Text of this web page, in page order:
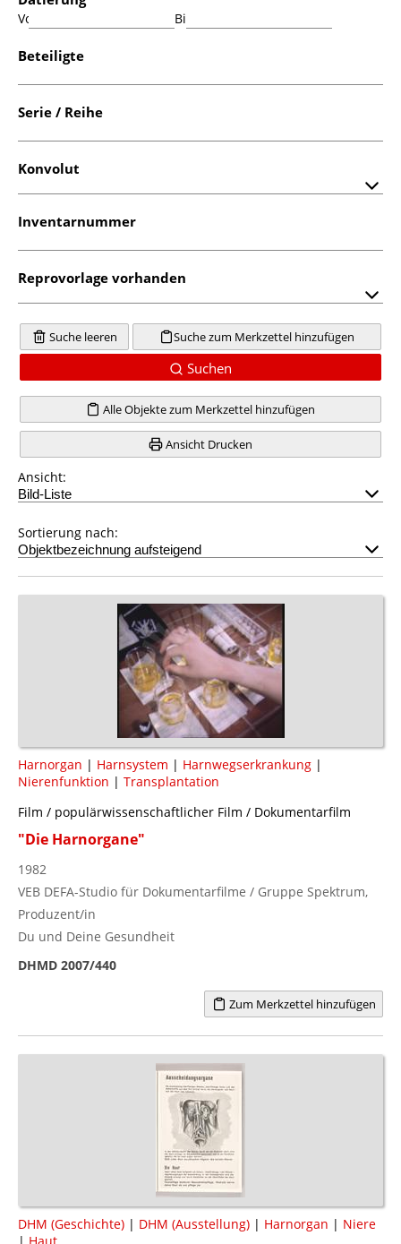
Von: Bis:
Beteiligte
Serie / Reihe
Konvolut
Inventarnummer
Reprovorlage vorhanden
Suche leeren Suche zum Merkzettel hinzufügen
Suchen
Alle Objekte zum Merkzettel hinzufügen
Ansicht Drucken
Ansicht:
Sortierung nach:
Harnorgan | Harnsystem | Harnwegserkrankung |
Nierenfunktion | Transplantation
Film / populärwissenschaftlicher Film / Dokumentarfilm
"Die Harnorgane"
1982
VEB DEFA-Studio für Dokumentarfilme / Gruppe Spektrum,
Produzent/in
Du und Deine Gesundheit
DHMD 2007/440
Zum Merkzettel hinzufügen
DHM (Geschichte) | DHM (Ausstellung) | Harnorgan | Niere